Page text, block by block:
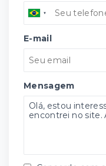
E-mail
Mensagem